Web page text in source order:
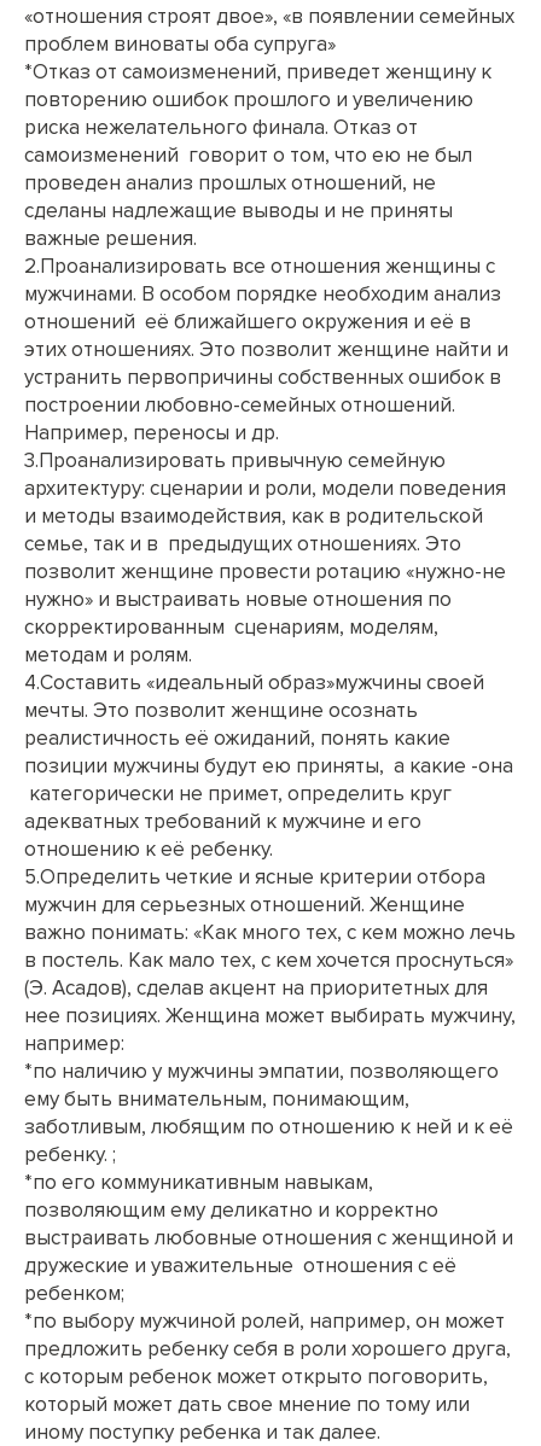
«отношения строят двое», «в появлении семейных
проблем виноваты оба супруга»
*Отказ от самоизменений, приведет женщину к
повторению ошибок прошлого и увеличению
риска нежелательного финала. Отказ от
самоизменений говорит о том, что ею не был
проведен анализ прошлых отношений, не
сделаны надлежащие выводы и не приняты
важные решения.
2.Проанализировать все отношения женщины с
мужчинами. В особом порядке необходим анализ
отношений её ближайшего окружения и её в
этих отношениях. Это позволит женщине найти и
устранить первопричины собственных ошибок в
построении любовно-семейных отношений.
Например, переносы и др.
3.Проанализировать привычную семейную
архитектуру: сценарии и роли, модели поведения
и методы взаимодействия, как в родительской
семье, так и в предыдущих отношениях. Это
позволит женщине провести ротацию «нужно-не
нужно» и выстраивать новые отношения по
скорректированным сценариям, моделям,
методам и ролям.
4.Составить «идеальный образ»мужчины своей
мечты. Это позволит женщине осознать
реалистичность её ожиданий, понять какие
позиции мужчины будут ею приняты, а какие -она
категорически не примет, определить круг
адекватных требований к мужчине и его
отношению к её ребенку.
5.Определить четкие и ясные критерии отбора
мужчин для серьезных отношений. Женщине
важно понимать: «Как много тех, с кем можно лечь
в постель. Как мало тех, с кем хочется проснуться»
(Э. Асадов), сделав акцент на приоритетных для
нее позициях. Женщина может выбирать мужчину,
например:
*по наличию у мужчины эмпатии, позволяющего
ему быть внимательным, понимающим,
заботливым, любящим по отношению к ней и к её
ребенку. ;
*по его коммуникативным навыкам,
позволяющим ему деликатно и корректно
выстраивать любовные отношения с женщиной и
дружеские и уважительные отношения с её
ребенком;
*по выбору мужчиной ролей, например, он может
предложить ребенку себя в роли хорошего друга,
с которым ребенок может открыто поговорить,
который может дать свое мнение по тому или
иному поступку ребенка и так далее.